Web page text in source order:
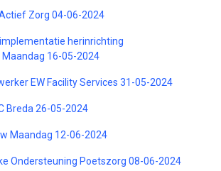
Zorg 04-06-2024
herinrichting
16-05-2024
EW Facility Services 31-05-2024
Breda 26-05-2024
Maandag 12-06-2024
Ondersteuning Poetszorg 08-06-2024